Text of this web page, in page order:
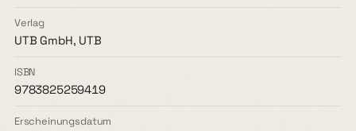
Verlag
UTB GmbH, UTB
ISBN
9783825259419
Erscheinungsdatum